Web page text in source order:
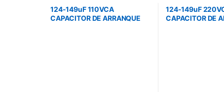
124-149uF 110VCA
CAPACITOR DE ARRANQUE
124-149uF
CAPACITOR DE